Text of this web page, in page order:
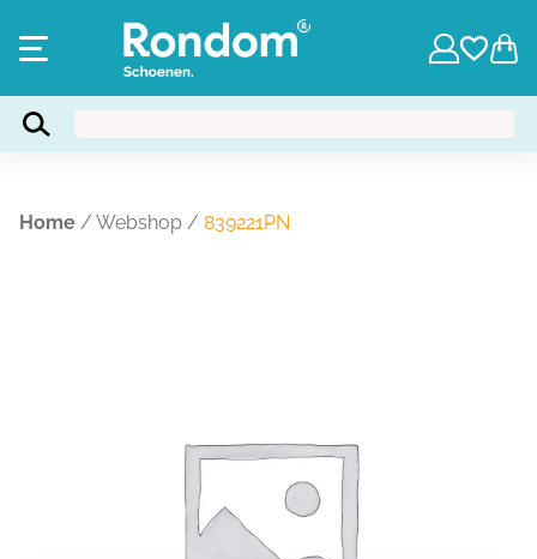
Home / Webshop / 839221PN